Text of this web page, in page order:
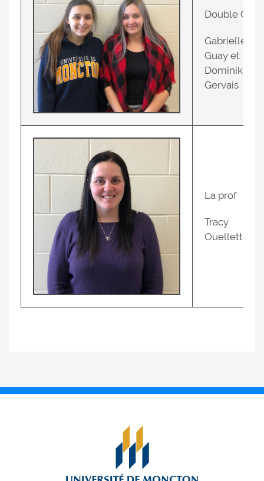
Double G’s
Gabrielle
Guay et
Dominik
Gervais
La prof
Tracy
Ouellette